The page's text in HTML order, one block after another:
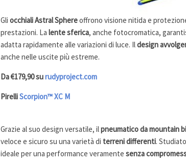
Gli occhiali Astral Sphereoffrono visione nitida e
prestazioni. La lente sferica, anche fotocromatica,
adatta rapidamente alle variazioni di luce. Ildesign
anche nelle uscite più estreme.
Da €179,90 surudyproject.com
PirelliScorpion™ XC M
Grazie al suo design versatile, ilpneumatico da mountain
veloce e sicuro su una varietà di terreni differenti.
ideale per una performance veramente senza